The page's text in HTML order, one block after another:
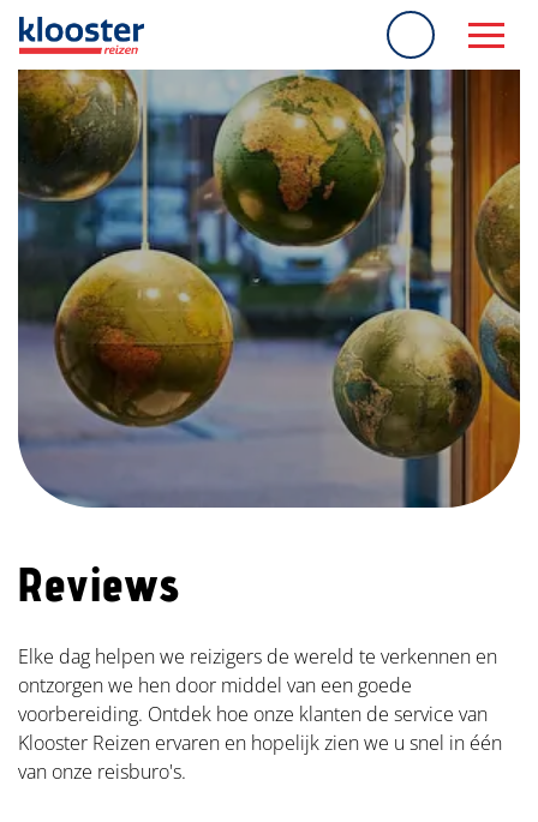
overslaan
Reviews
Elke dag helpen we reizigers de wereld te verkennen en
ontzorgen we hen door middel van een goede
voorbereiding. Ontdek hoe onze klanten de service van
Klooster Reizen ervaren en hopelijk zien we u snel in één
van onze reisburo's.